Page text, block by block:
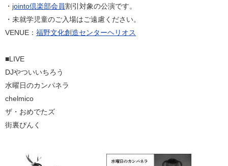
・ jointo倶楽部会員割引対象の公演です。
・未就学児童のご入場はご遠慮ください。
VENUE： 福野文化創造センターヘリオス
■LIVE
DJやついいちろう
水曜日のカンパネラ
chelmico
ザ・おめでたズ
街裏ぴんく